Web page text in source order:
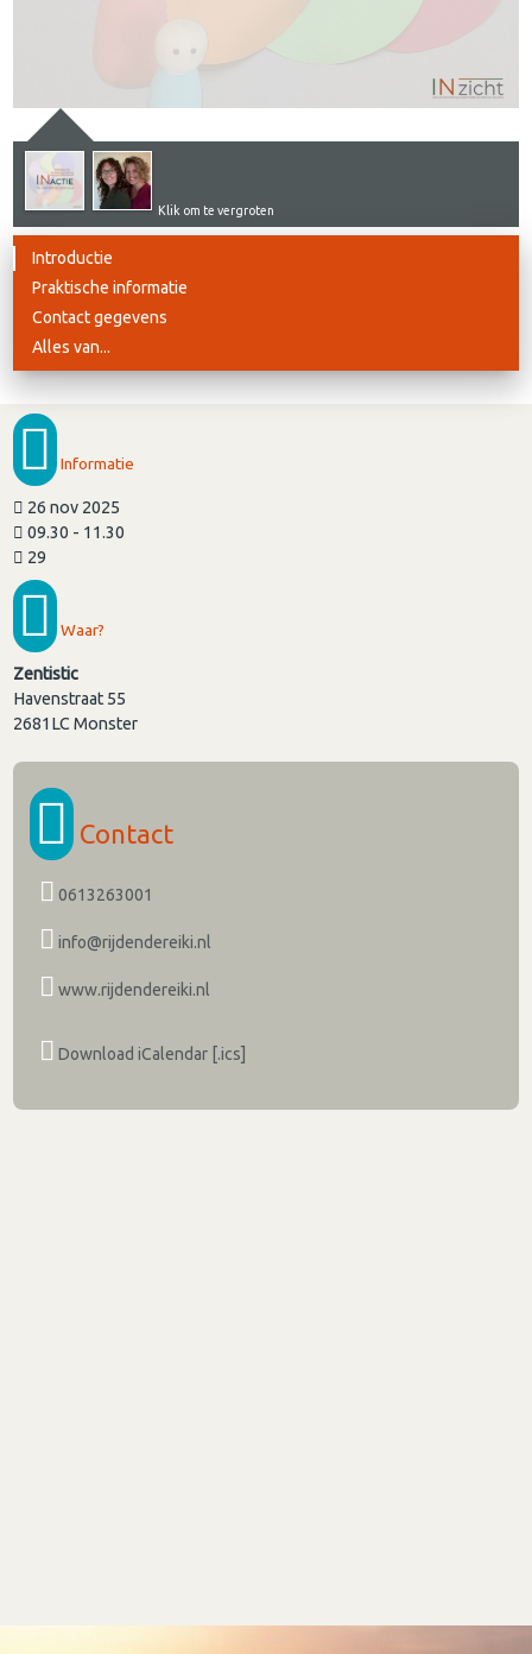
Klik om te vergroten
Introductie
Praktische informatie
Contact gegevens
Alles van...
Informatie
26 nov 2025
09.30 - 11.30
29
Waar?
Zentistic
Havenstraat 55
2681LC Monster
Contact
0613263001
info@rijdendereiki.nl
www.rijdendereiki.nl
Download iCalendar [.ics]